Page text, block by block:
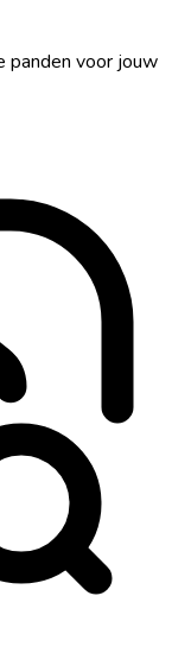
panden voor jouw